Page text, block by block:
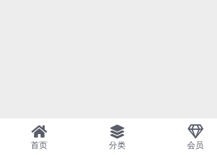
首页 分类 会员